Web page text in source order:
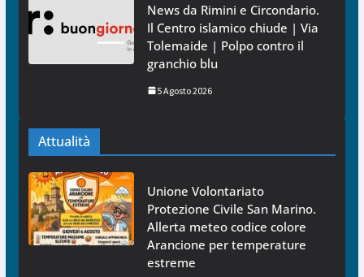
News da Rimini e Circondario.
Il Centro islamico chiude | Via
Tolemaide | Polpo contro il
granchio blu
5 Agosto 2026
Attualità
Unione Volontariato
Protezione Civile San Marino.
Allerta meteo codice colore
Arancione per temperature
estreme